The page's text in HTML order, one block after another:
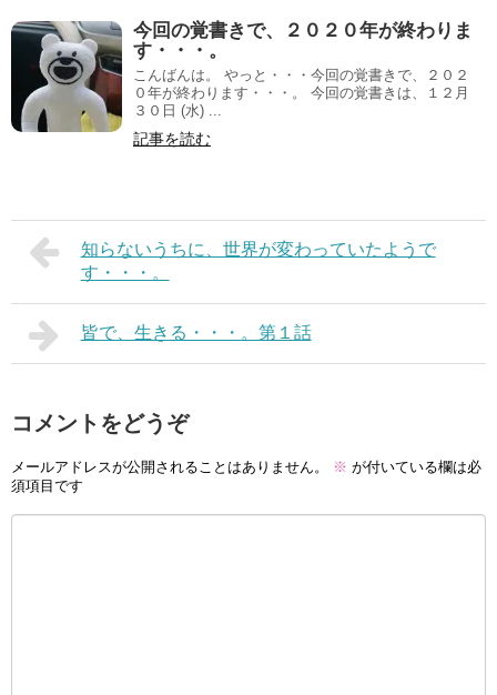
今回の覚書きで、２０２０年が終わりま
す・・・。
こんばんは。 やっと・・・今回の覚書きで、２０２
０年が終わります・・・。 今回の覚書きは、１２月
３０日 (水) ...
記事を読む
知らないうちに、世界が変わっていたようで
す・・・。
皆で、生きる・・・。第１話
コメントをどうぞ
メールアドレスが公開されることはありません。 ※ が付いている欄は必
須項目です